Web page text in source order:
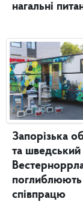
нагальні
Запорізька
та шведський
поглиблюють
співпрацю